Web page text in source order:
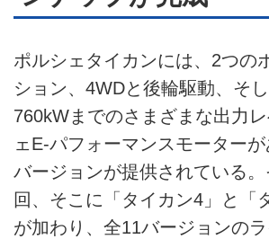
プライバシーポリシー
ライター名簿
お問い合せ
広告掲載について
ポルシェタイカンには、2つの
ション、4WDと後輪駆動、そ
760kWまでのさまざまな出力
ェE-パフォーマンスモーター
バージョンが提供されている
回、そこに「タイカン4」と「
が加わり、全11バージョンの